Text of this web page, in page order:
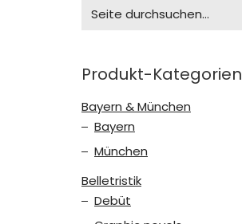
for:
Produkt-Kategorien
Bayern & München
Bayern
München
Belletristik
Debüt